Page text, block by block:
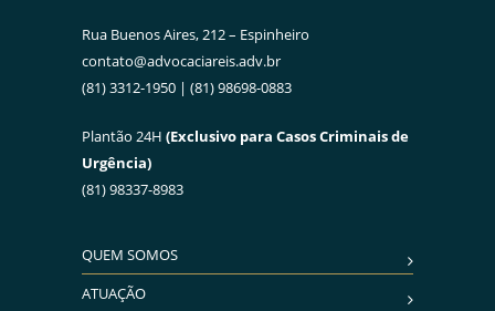
Rua Buenos Aires, 212 – Espinheiro
contato@advocaciareis.adv.br
(81) 3312-1950 | (81) 98698-0883
Plantão 24H (Exclusivo para Casos Criminais de
Urgência)
(81) 98337-8983
QUEM SOMOS
ATUAÇÃO